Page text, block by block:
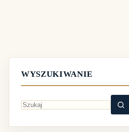
WYSZUKIWANIE
wyników